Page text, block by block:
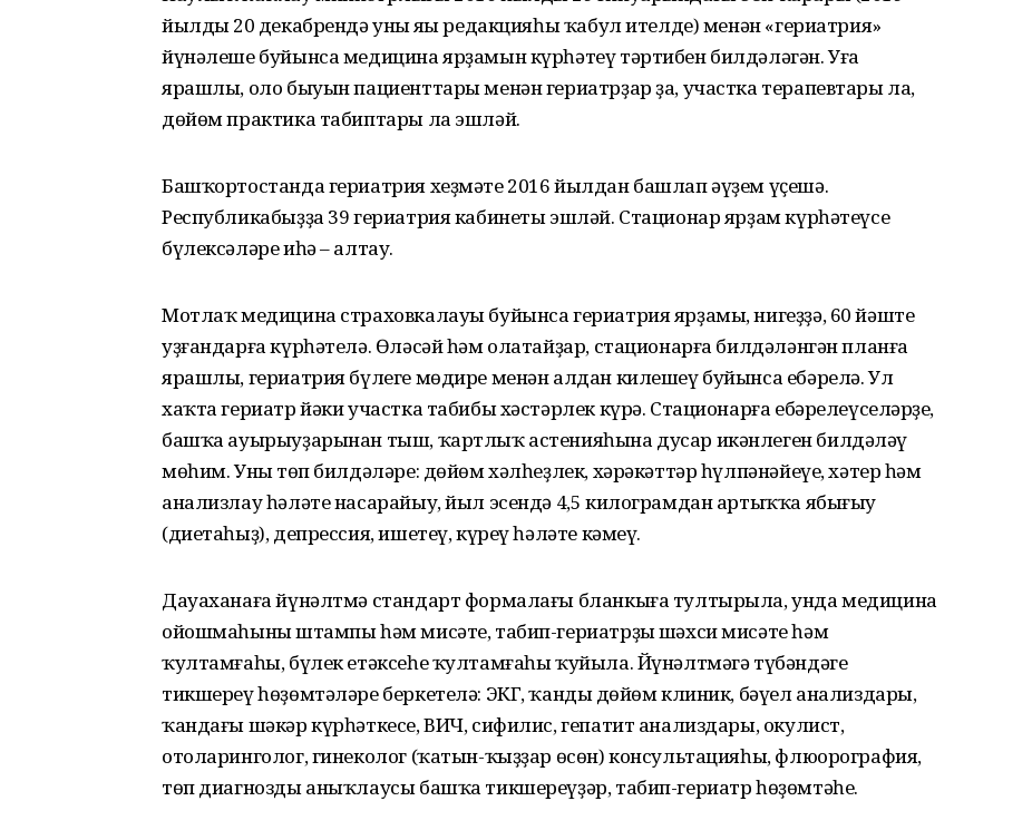
йылдың 20 декабрендә уның яңы редакцияһы ҡабул ителде) менән «гериатрия»
йүнәлеше буйынса медицина ярҙамын күрһәтеү тәртибен билдәләгән. Уға
ярашлы, оло быуын пациенттары менән гериатрҙар ҙа, участка терапевтары ла,
дөйөм практика табиптары ла эшләй.
Башҡортостанда гериатрия хеҙмәте 2016 йылдан башлап әүҙем үҫешә.
Республикабыҙҙа 39 гериатрия кабинеты эшләй. Стационар ярҙам күрһәтеүсе
бүлексәләре иһә – алтау.
Мотлаҡ медицина страховкалауы буйынса гериатрия ярҙамы, нигеҙҙә, 60 йәште
уҙғандарға күрһәтелә. Өләсәй һәм олатайҙар, стационарға билдәләнгән планға
ярашлы, гериатрия бүлеге мөдире менән алдан килешеү буйынса ебәрелә. Ул
хаҡта гериатр йәки участка табибы хәстәрлек күрә. Стационарға ебәрелеүселәрҙең,
башҡа ауырыуҙарынан тыш, ҡартлыҡ астенияһына дусар икәнлеген билдәләү
мөһим. Уның төп билдәләре: дөйөм хәлһеҙлек, хәрәкәттәр һүлпәнәйеүе, хәтер һәм
анализлау һәләте насарайыу, йыл эсендә 4,5 килограмдан артыҡҡа ябығыу
(диетаһыҙ), депрессия, ишетеү, күреү һәләте кәмеү.
Дауаханаға йүнәлтмә стандарт формалағы бланкыға тултырыла, унда медицина
ойошмаһының штампы һәм мисәте, табип-гериатрҙың шәхси мисәте һәм
ҡултамғаһы, бүлек етәксеһе ҡултамғаһы ҡуйыла. Йүнәлтмәгә түбәндәге
тикшереү һөҙөмтәләре беркетелә: ЭКГ, ҡандың дөйөм клиник, бәүел анализдары,
ҡандағы шәкәр күрһәткесе, ВИЧ, сифилис, гепатит анализдары, окулист,
отоларинголог, гинеколог (ҡатын-ҡыҙҙар өсөн) консультацияһы, флюорография,
төп диагнозды аныҡлаусы башҡа тикшереүҙәр, табип-гериатр һөҙөмтәһе.